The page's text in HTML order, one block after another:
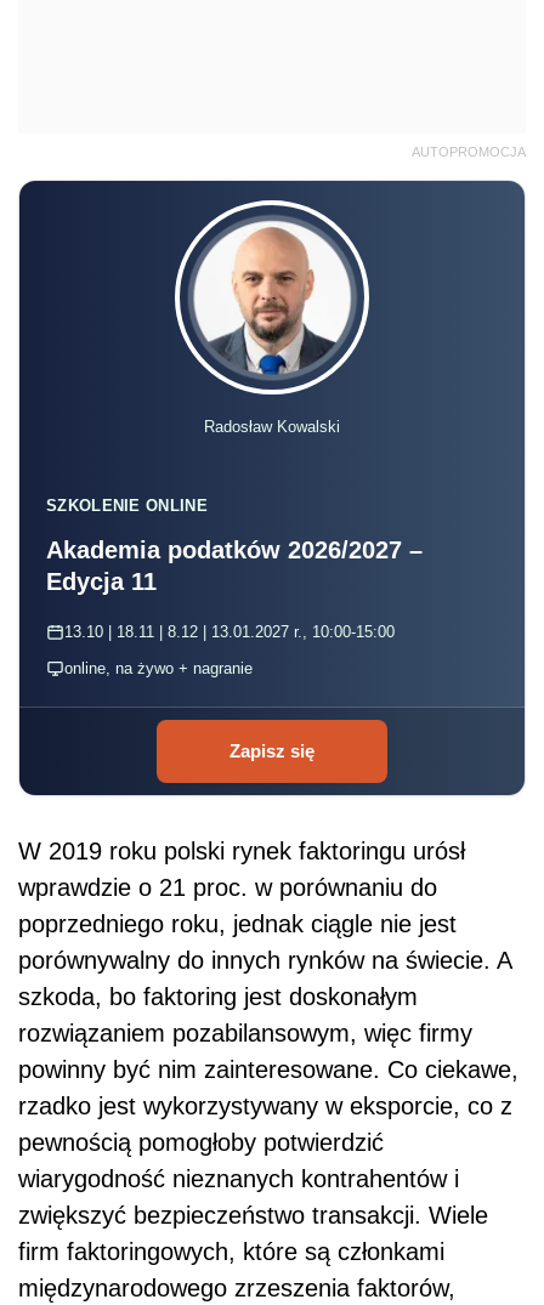
AUTOPROMOCJA
Radosław Kowalski
SZKOLENIE ONLINE
Akademia podatków 2026/2027 –
Edycja 11
13.10 | 18.11 | 8.12 | 13.01.2027 r., 10:00-15:00
online, na żywo + nagranie
Zapisz się
W 2019 roku polski rynek faktoringu urósł
wprawdzie o 21 proc. w porównaniu do
poprzedniego roku, jednak ciągle nie jest
porównywalny do innych rynków na świecie. A
szkoda, bo faktoring jest doskonałym
rozwiązaniem pozabilansowym, więc firmy
powinny być nim zainteresowane. Co ciekawe,
rzadko jest wykorzystywany w eksporcie, co z
pewnością pomogłoby potwierdzić
wiarygodność nieznanych kontrahentów i
zwiększyć bezpieczeństwo transakcji. Wiele
firm faktoringowych, które są członkami
międzynarodowego zrzeszenia faktorów,